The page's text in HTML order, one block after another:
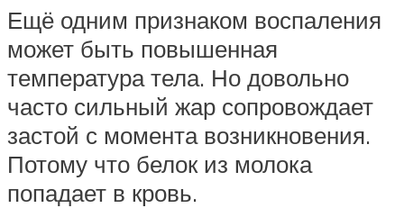
Ещё одним признаком воспаления
может быть повышенная
температура тела. Но довольно
часто сильный жар сопровождает
застой с момента возникновения.
Потому что белок из молока
попадает в кровь.